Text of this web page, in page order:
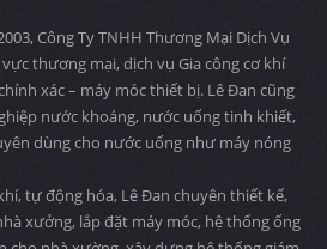
Công Ty TNHH Thương Mại Dịch Vụ
thương mại, dịch vụ Gia công cơ khí
xác – máy móc thiết bị. Lê Đan cũng
nước khoáng, nước uống tinh khiết,
dùng cho nước uống như máy nóng
tự động hóa, Lê Đan chuyên thiết kế,
xưởng, lắp đặt máy móc, hệ thống ống